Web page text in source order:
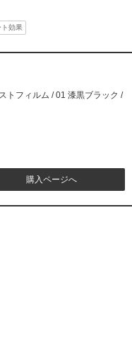
ト効果
トフィルム / 01 漆黒ブラック /
購入ページへ